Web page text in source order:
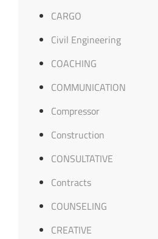
CARGO
Civil Engineering
COACHING
COMMUNICATION
Compressor
Construction
CONSULTATIVE
Contracts
COUNSELING
CREATIVE